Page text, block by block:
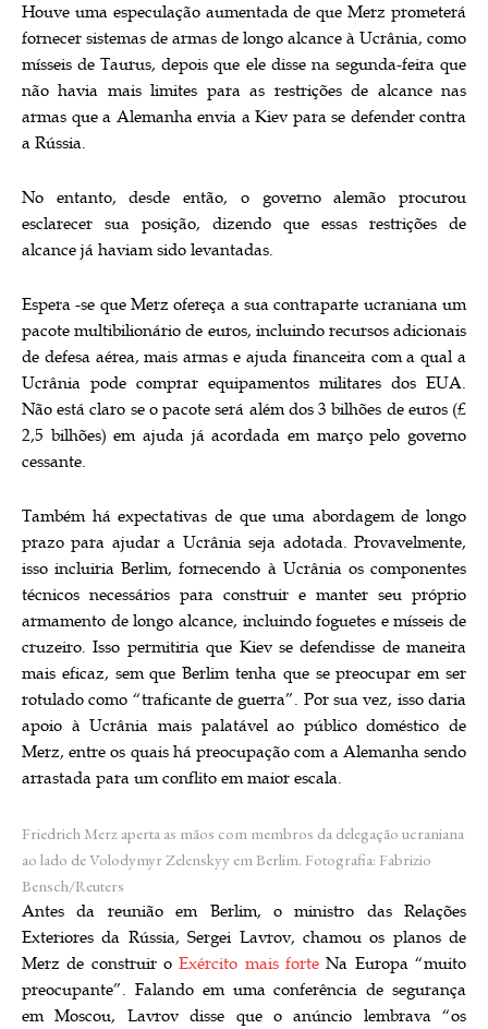
Houve uma especulação aumentada de que Merz prometerá
fornecer sistemas de armas de longo alcance à Ucrânia, como
mísseis de Taurus, depois que ele disse na segunda-feira que
não havia mais limites para as restrições de alcance nas
armas que a Alemanha envia a Kiev para se defender contra
a Rússia.
No entanto, desde então, o governo alemão procurou
esclarecer sua posição, dizendo que essas restrições de
alcance já haviam sido levantadas.
Espera -se que Merz ofereça a sua contraparte ucraniana um
pacote multibilionário de euros, incluindo recursos adicionais
de defesa aérea, mais armas e ajuda financeira com a qual a
Ucrânia pode comprar equipamentos militares dos EUA.
Não está claro se o pacote será além dos 3 bilhões de euros (£
2,5 bilhões) em ajuda já acordada em março pelo governo
cessante.
Também há expectativas de que uma abordagem de longo
prazo para ajudar a Ucrânia seja adotada. Provavelmente,
isso incluiria Berlim, fornecendo à Ucrânia os componentes
técnicos necessários para construir e manter seu próprio
armamento de longo alcance, incluindo foguetes e mísseis de
cruzeiro. Isso permitiria que Kiev se defendisse de maneira
mais eficaz, sem que Berlim tenha que se preocupar em ser
rotulado como “traficante de guerra”. Por sua vez, isso daria
apoio à Ucrânia mais palatável ao público doméstico de
Merz, entre os quais há preocupação com a Alemanha sendo
arrastada para um conflito em maior escala.
Friedrich Merz aperta as mãos com membros da delegação ucraniana
ao lado de Volodymyr Zelenskyy em Berlim. Fotografia: Fabrizio
Bensch/Reuters
Antes da reunião em Berlim, o ministro das Relações
Exteriores da Rússia, Sergei Lavrov, chamou os planos de
Merz de construir oExército mais forte Na Europa “muito
preocupante”. Falando em uma conferência de segurança
em Moscou, Lavrov disse que o anúncio lembrava “os